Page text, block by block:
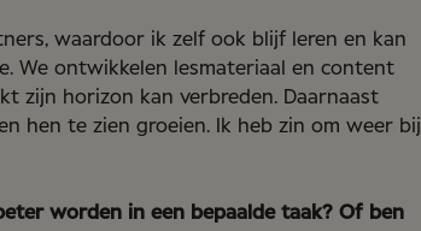
waardoor ik zelf ook blijf leren en kan
We ontwikkelen lesmateriaal en content
zijn horizon kan verbreden. Daarnaast
hen te zien groeien. Ik heb zin om weer bij
worden in een bepaalde taak? Of ben